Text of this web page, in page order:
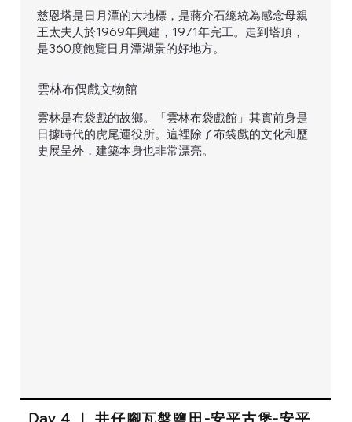
慈恩塔是日月潭的大地標，是蔣介石總統為感念母親
王太夫人於1969年興建，1971年完工。走到塔頂，
是360度飽覽日月潭湖景的好地方。
雲林是布袋戲的故鄉。「雲林布袋戲館」其實前身是
日據時代的虎尾運役所。這裡除了布袋戲的文化和歷
史展呈外，建築本身也非常漂亮。
雲林布偶戲文物館
Day 4 ｜ 井仔腳瓦盤鹽田-安平古堡-安平